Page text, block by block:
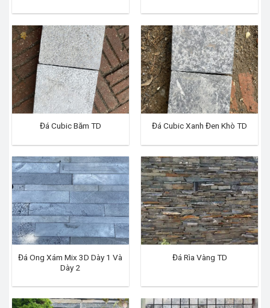
Đá Cubic Băm TD Đá Cubic Xanh Đen Khò TD
Đá Ong Xám Mix 3D Dày 1 Và
Dày 2
Đá Rìa Vàng TD